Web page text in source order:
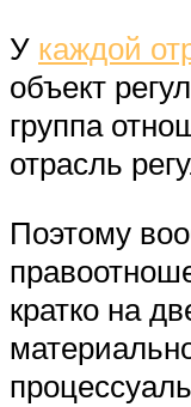
У каждой
объект
группа
отрасль
Поэтому
кратко на